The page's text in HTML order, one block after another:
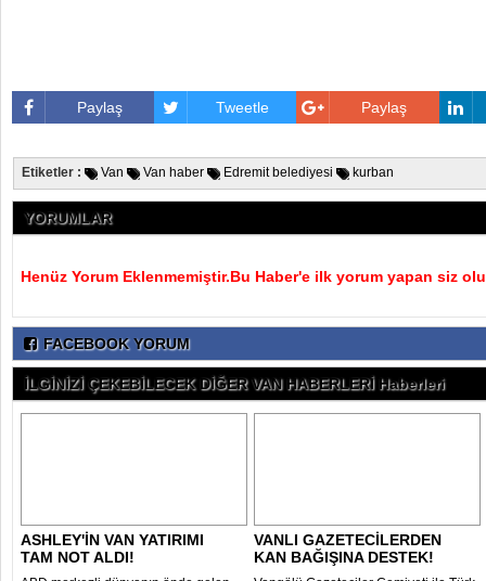
Paylaş Tweetle Paylaş
Etiketler : Van Van haber Edremit belediyesi kurban
YORUMLAR
Henüz Yorum Eklenmemiştir.Bu Haber'e ilk yorum yapan siz
FACEBOOK YORUM
İLGİNİZİ ÇEKEBİLECEK DİĞER VAN HABERLERİ Haberleri
ASHLEY'İN VAN YATIRIMI
TAM NOT ALDI!
VANLI GAZETECİLERDEN
KAN BAĞIŞINA DESTEK!